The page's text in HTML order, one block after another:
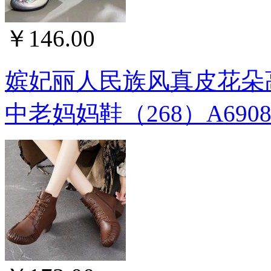
￥146.00
嫔妃丽人民族风真皮花
中老妈妈鞋（268）